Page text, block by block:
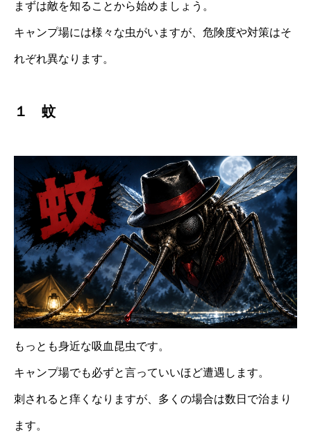
まずは敵を知ることから始めましょう。
キャンプ場には様々な虫がいますが、危険度や対策はそ
れぞれ異なります。
１ 蚊
もっとも身近な吸血昆虫です。
キャンプ場でも必ずと言っていいほど遭遇します。
刺されると痒くなりますが、多くの場合は数日で治まり
ます。